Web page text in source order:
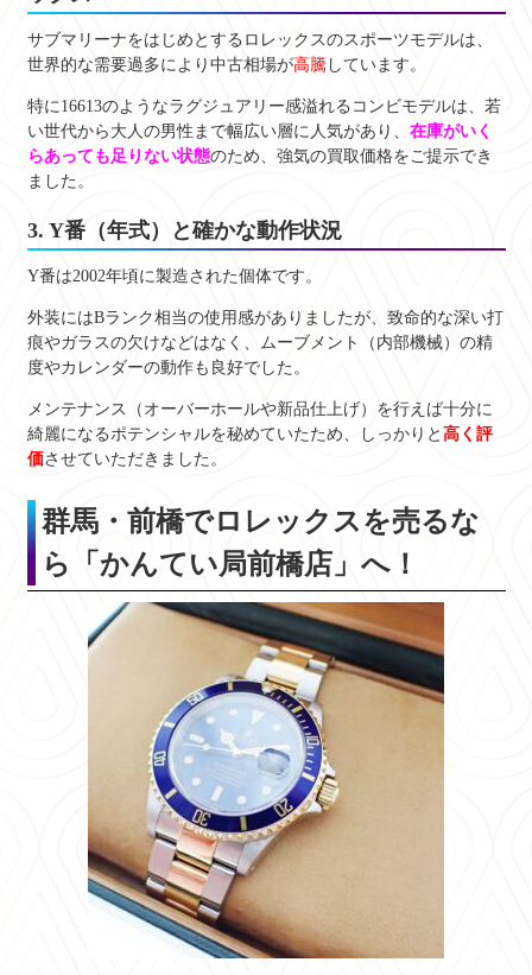
サブマリーナをはじめとするロレックスのスポーツモデルは、
世界的な需要過多により中古相場が高騰 しています。
特に16613のようなラグジュアリー感溢れるコンビモデルは、若
い世代から大人の男性まで幅広い層に人気があり、 在庫がいく
らあっても足りない状態のため、強気の買取価格をご提示でき
ました。
3. Y番（年式）と確かな動作状況
Y番は2002年頃に製造された個体です。
外装にはBランク相当の使用感がありましたが、致命的な深い打
痕やガラスの欠けなどはなく、ムーブメント（内部機械）の精
度やカレンダーの動作も良好でした。
メンテナンス（オーバーホールや新品仕上げ）を行えば十分に
綺麗になるポテンシャルを秘めていたため、しっかりと 高く評
価させていただきました。
群馬・前橋でロレックスを売るな
ら「かんてい局前橋店」へ！